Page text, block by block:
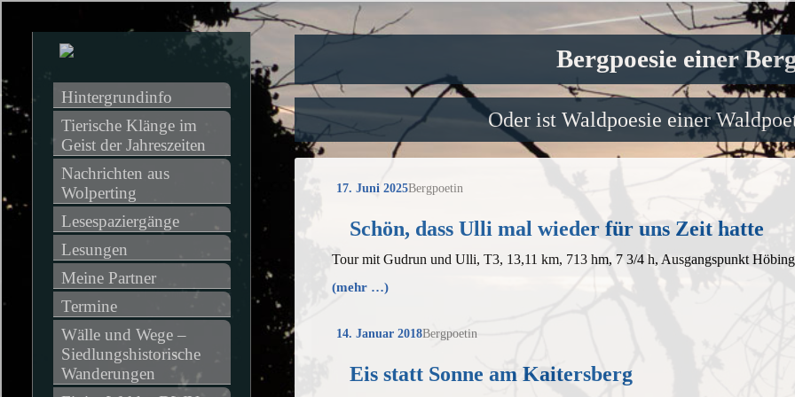
Bergpoesie einer
Oder ist Waldpoesie einer
17. Juni 2025Bergpoetin
Schön, dass Ulli mal wieder für uns Zeit hatte
Tour mit Gudrun und Ulli, T3, 13,11 km, 713 hm, 7 3/4 h, Ausgangspunkt
(mehr …)
14. Januar 2018Bergpoetin
Eis statt Sonne am Kaitersberg
Hintergrundinfo
Tierische Klänge im
Geist der Jahreszeiten
Nachrichten aus
Wolperting
Lesespaziergänge
Lesungen
Meine Partner
Termine
Wälle und Wege –
Siedlungshistorische
Wanderungen